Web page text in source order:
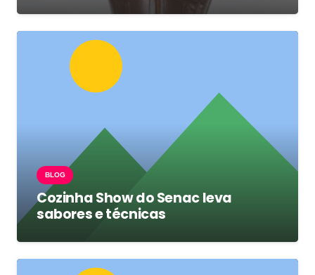
BLOG
Cozinha Show do Senac leva
sabores e técnicas